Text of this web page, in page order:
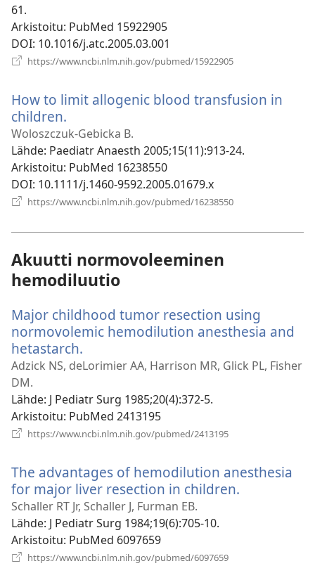
61.
Arkistoitu‎: PubMed 15922905
DOI‎: 10.1016/j.atc.2005.03.001
https://www.ncbi.nlm.nih.gov/pubmed/15922905
How to limit allogenic blood transfusion in
children.
uuden
ikkunan)
Woloszczuk-Gebicka B.
Lähde‎: Paediatr Anaesth 2005;15(11):913-24.
Arkistoitu‎: PubMed 16238550
DOI‎: 10.1111/j.1460-9592.2005.01679.x
https://www.ncbi.nlm.nih.gov/pubmed/16238550
Akuutti normovoleeminen
hemodiluutio
Major childhood tumor resection using
normovolemic hemodilution anesthesia and
hetastarch.
uuden
Adzick NS, deLorimier AA, Harrison MR, Glick PL, Fisher
DM.
Lähde‎: J Pediatr Surg 1985;20(4):372-5.
Arkistoitu‎: PubMed 2413195
https://www.ncbi.nlm.nih.gov/pubmed/2413195
The advantages of hemodilution anesthesia
for major liver resection in children.
Schaller RT Jr, Schaller J, Furman EB.
Lähde‎: J Pediatr Surg 1984;19(6):705-10.
Arkistoitu‎: PubMed 6097659
https://www.ncbi.nlm.nih.gov/pubmed/6097659